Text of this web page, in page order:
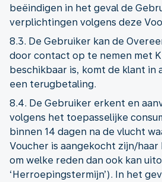
beëindigen in het geval de
verplichtingen volgens deze
8.3. De Gebruiker kan de
door contact op te nemen met
beschikbaar is, komt de klant in
een terugbetaling.
8.4. De Gebruiker erkent en
volgens het toepasselijke
binnen 14 dagen na de vlucht
Voucher is aangekocht zijn/
om welke reden dan ook kan
‘Herroepingstermijn’). In het